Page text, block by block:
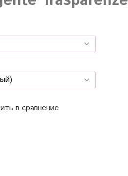
в сравнение